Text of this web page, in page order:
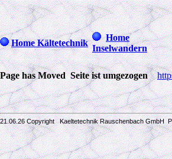
Home Kältetechnik
Home
Inselwandern
Page has Moved Seite ist umgezogen
21.06.26 Copyright Kaeltetechnik Rauschenbach GmbH